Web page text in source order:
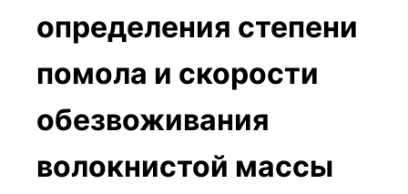
определения степени
помола и скорости
обезвоживания
волокнистой массы